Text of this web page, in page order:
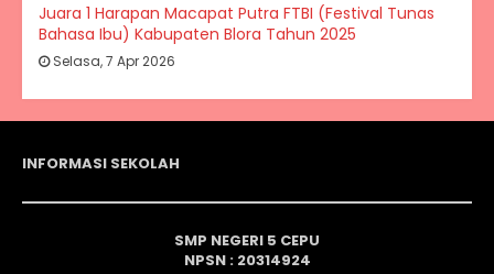
Juara 1 Harapan Macapat Putra FTBI (Festival Tunas
Bahasa Ibu) Kabupaten Blora Tahun 2025
Selasa, 7 Apr 2026
INFORMASI SEKOLAH
SMP NEGERI 5 CEPU
NPSN : 20314924